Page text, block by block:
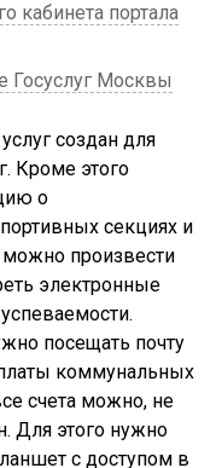
кабинета портала
Госуслуг Москвы
создан для
Кроме этого
о
секциях и
можно произвести
электронные
посещать почту
коммунальных
счета можно, не
Для этого нужно
с доступом в